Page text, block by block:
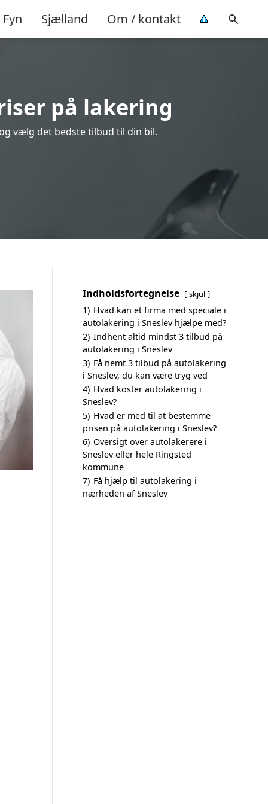
Fyn Sjælland Om / kontakt
på lakering
vælg det bedste tilbud til din bil.
Indholdsfortegnelse skjul
1) Hvad kan et firma med speciale i
autolakering i Sneslev hjælpe med?
2) Indhent altid mindst 3 tilbud på
autolakering i Sneslev
3) Få nemt 3 tilbud på autolakering
i Sneslev, du kan være tryg ved
4) Hvad koster autolakering i
Sneslev?
5) Hvad er med til at bestemme
prisen på autolakering i Sneslev?
6) Oversigt over autolakerere i
Sneslev eller hele Ringsted
kommune
7) Få hjælp til autolakering i
nærheden af Sneslev